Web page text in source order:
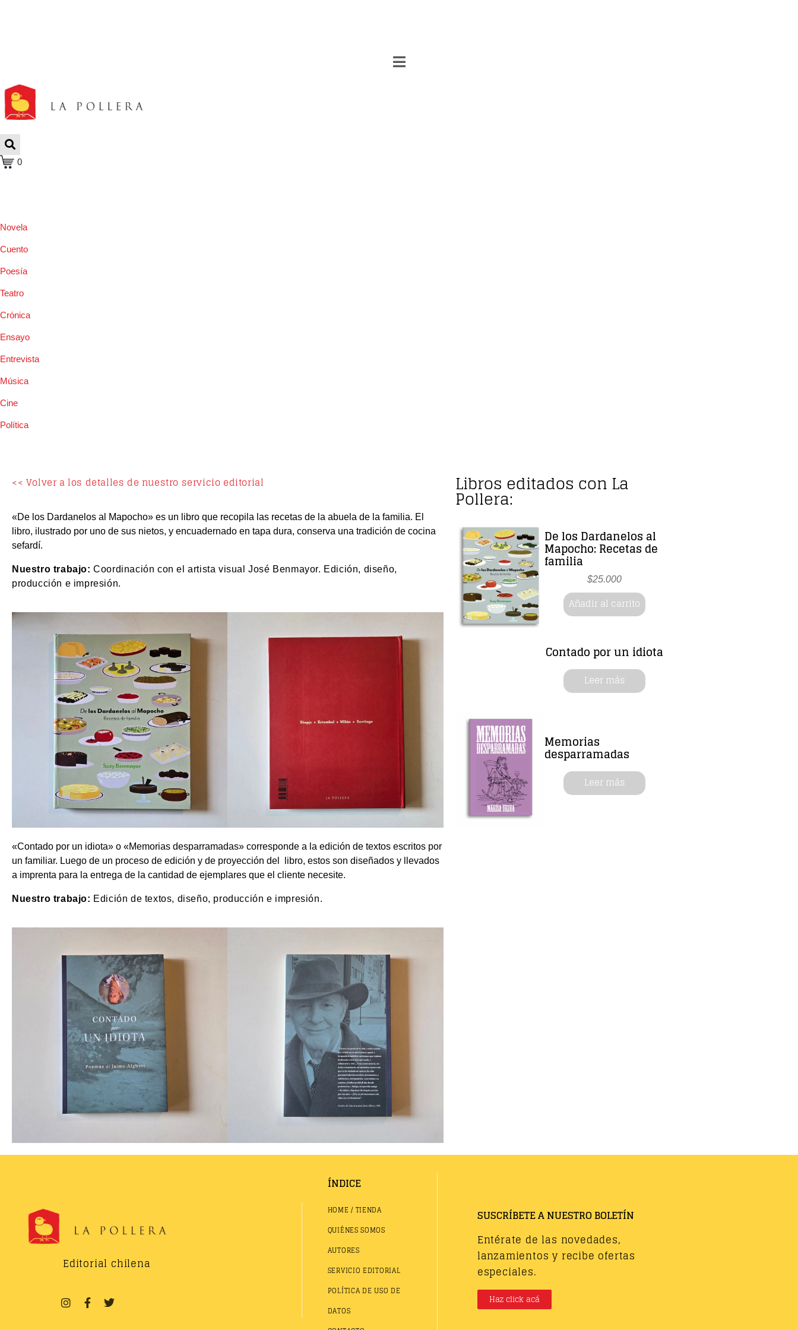
0
Novela
Cuento
Poesía
Teatro
Crónica
Ensayo
Entrevista
Música
Cine
Política
<< Volver a los detalles de nuestro servicio editorial
«De los Dardanelos al Mapocho» es un libro que recopila las recetas de la abuela de la familia. El
libro, ilustrado por uno de sus nietos, y encuadernado en tapa dura, conserva una tradición de cocina
sefardí.
Nuestro trabajo: Coordinación con el artista visual José Benmayor. Edición, diseño,
producción e impresión.
«Contado por un idiota» o «Memorias desparramadas» corresponde a la edición de textos escritos por
un familiar. Luego de un proceso de edición y de proyección del libro, estos son diseñados y llevados
a imprenta para la entrega de la cantidad de ejemplares que el cliente necesite.
Nuestro trabajo: Edición de textos, diseño, producción e impresión.
Libros editados con La
Pollera:
De los Dardanelos al
Mapocho: Recetas de
familia
$25.000
Añadir al carrito
Contado por un idiota
Leer más
Memorias
desparramadas
Leer más
Editorial chilena
ÍNDICE
HOME / TIENDA
QUIÉNES SOMOS
AUTORES
SERVICIO EDITORIAL
POLÍTICA DE USO DE
DATOS
SUSCRÍBETE A NUESTRO BOLETÍN
Entérate de las novedades,
lanzamientos y recibe ofertas
especiales.
Haz click acá